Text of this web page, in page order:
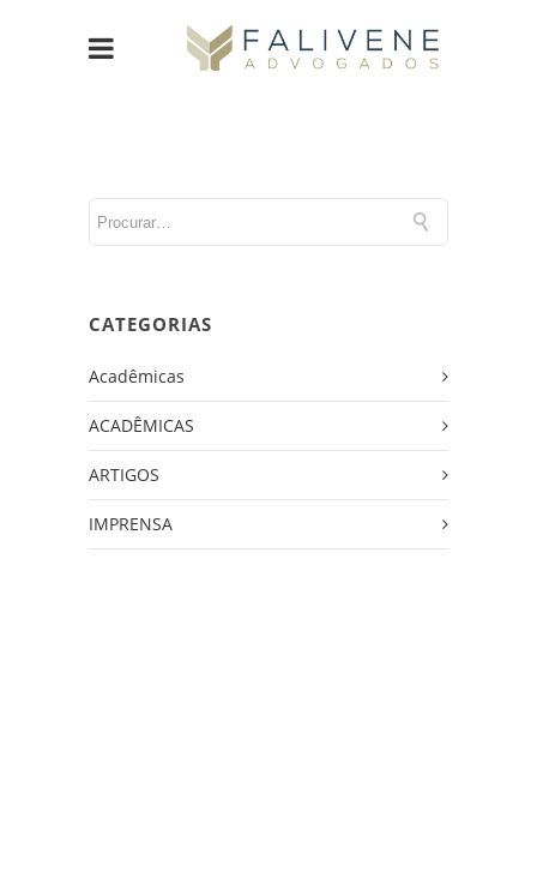
CATEGORIAS
Acadêmicas
ACADÊMICAS
ARTIGOS
IMPRENSA